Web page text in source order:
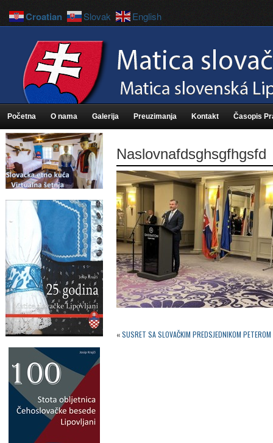
Početna O nama Galerija Preuzimanja Kontakt Časopis
Naslovnafdsghsgfhgsfd
«SUSRET SA SLOVAČKIM PREDSJEDNIKOM
Croatian Slovak English